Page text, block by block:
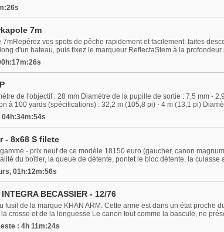
7m
vos spots de pêche rapidement et facilement: faites
d'un bateau, puis fixez le marqueur ReflectaStem à la profondeur
de l'objectif : 28 mm Diamètre de la pupille de sortie : 7,5 mm -
à 100 yards (spécifications) : 32,2 m (105,8 pi) - 4 m (13,1 pi)
- 8x68 S filete
- prix neuf de ce modèle 18150 euro (gaucher, canon
du boîtier, la queue de détente, pontet le bloc détente, la culasse
01h:12m:56s
BECASSIER - 12/76
fusil de la marque KHAN ARM. Cette arme est dans un état proche
crosse et de la longuesse Le canon tout comme la bascule, ne
: 4h 11m:24s